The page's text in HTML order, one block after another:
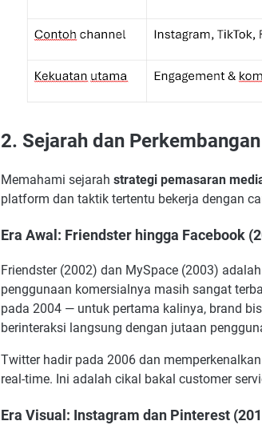
2. Sejarah dan
Memahami sejarah strategi pemasaran
platform dan taktik tertentu bekerja dengan
Era Awal: Friendster hingga Facebook
Friendster (2002) dan MySpace (2003)
penggunaan komersialnya masih sangat
pada 2004 — untuk pertama kalinya, brand
berinteraksi langsung dengan jutaan
Twitter hadir pada 2006 dan
real-time. Ini adalah cikal bakal customer
Era Visual: Instagram dan Pinterest